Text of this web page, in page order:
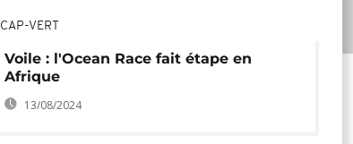
CAP-VERT
Voile : l'Ocean Race fait étape en
Afrique
13/08/2024